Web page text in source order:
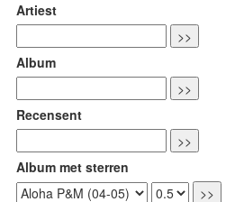
Artiest
Album
Recensent
Album met sterren